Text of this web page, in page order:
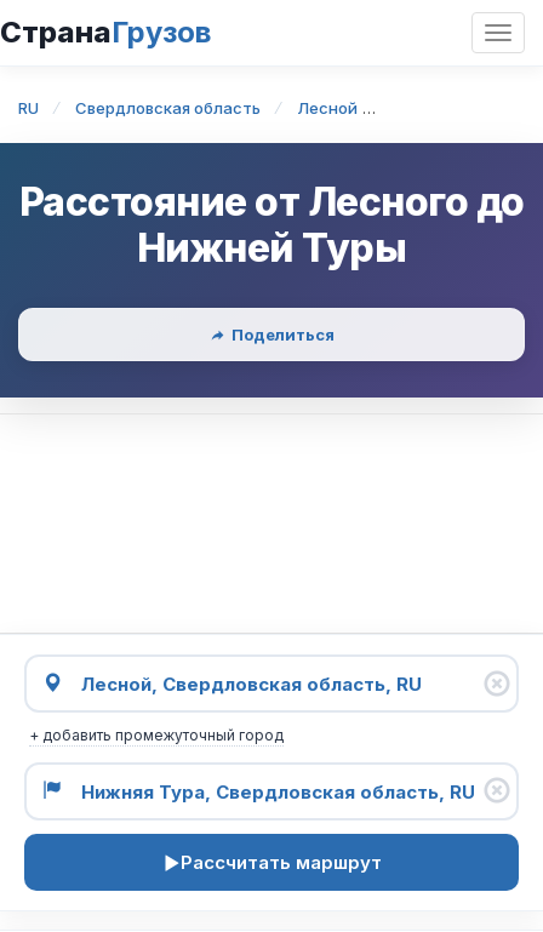
СтранаГрузов
RU Свердловская область Лесной
Расстояние от Лесного до
Нижней Туры
Поделиться
+ добавить промежуточный город
Рассчитать маршрут